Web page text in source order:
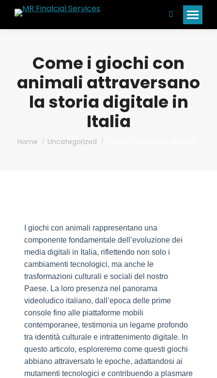
Search:
Come i giochi con
animali attraversano
la storia digitale in
Italia
You are here:
Home Uncategorized
I giochi con animali rappresentano una
componente fondamentale dell’evoluzione dei
media digitali in Italia, riflettendo non solo i
cambiamenti tecnologici, ma anche le
trasformazioni culturali e sociali del nostro
Paese. La loro presenza nel panorama
videoludico italiano, dall’epoca delle prime
console fino alle piattaforme mobili
contemporanee, testimonia un legame profondo
tra identità culturale e intrattenimento digitale. In
questo articolo, esploreremo come questi giochi
abbiano attraversato le epoche, adattandosi ai
mutamenti tecnologici e contribuendo a plasmare